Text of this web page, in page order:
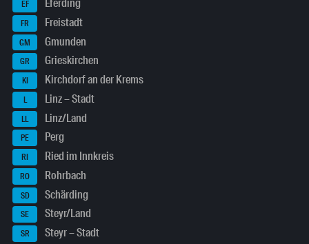
EF Eferding
FR Freistadt
GM Gmunden
GR Grieskirchen
KI Kirchdorf an der Krems
L Linz – Stadt
LL Linz/Land
PE Perg
RI Ried im Innkreis
RO Rohrbach
SD Schärding
SE Steyr/Land
SR Steyr – Stadt